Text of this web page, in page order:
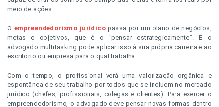
meio de ações.
O empreendedorismo jurídicopassa por um plano de negócios,
metas e objetivos, que é o “pensar estrategicamente”. E o
advogado multitasking pode aplicar isso à sua própria carreira e ao
escritório ou empresa para o qual trabalha.
Com o tempo, o profissional verá uma valorização orgânica e
espontânea de seu trabalho por todos que se incluem no mercado
jurídico (chefes, profissionais, colegas e clientes). Para exercer o
empreendedorismo, o advogado deve pensar novas formas dentro